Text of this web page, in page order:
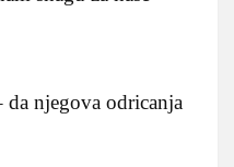
da njegova odricanja